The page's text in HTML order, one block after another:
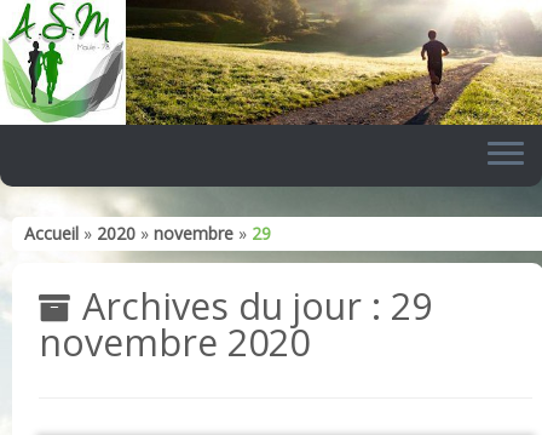
Skip
to
content
Accueil » 2020 » novembre » 29
Archives du jour : 29
novembre 2020